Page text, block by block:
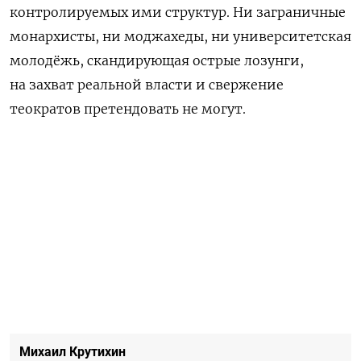
контролируемых ими структур. Ни заграничные
монархисты, ни моджахеды, ни университетская
молодёжь, скандирующая острые лозунги,
на захват реальной власти и свержение
теократов претендовать не могут.
Михаил Крутихин